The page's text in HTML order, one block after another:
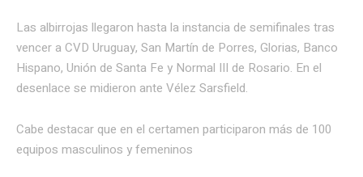
Las albirrojas llegaron hasta la instancia de semifinales tras
vencer a CVD Uruguay, San Martín de Porres, Glorias, Banco
Hispano, Unión de Santa Fe y Normal III de Rosario. En el
desenlace se midieron ante Vélez Sarsfield.
Cabe destacar que en el certamen participaron más de 100
equipos masculinos y femeninos